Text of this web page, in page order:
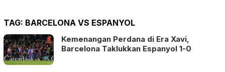
TAG: BARCELONA VS ESPANYOL
Kemenangan Perdana di Era Xavi,
Barcelona Taklukkan Espanyol 1-0